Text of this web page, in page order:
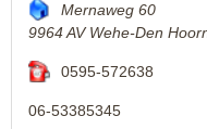
Mernaweg 60
9964 AVWehe-Den
0595-572638
06-53385345